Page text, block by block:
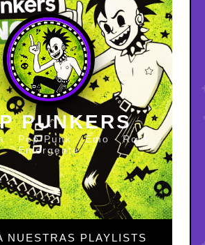
PUNKERS
· Pop Punk · Emo · Rock
Emergente
NUESTRAS PLAYLISTS